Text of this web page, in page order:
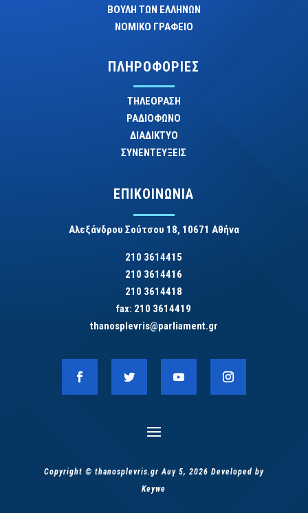
ΒΟΥΛΗ ΤΩΝ ΕΛΛΗΝΩΝ
ΝΟΜΙΚΟ ΓΡΑΦΕΙΟ
ΠΛΗΡΟΦΟΡΙΕΣ
ΤΗΛΕΟΡΑΣΗ
ΡΑΔΙΟΦΩΝΟ
ΔΙΑΔΙΚΤΥΟ
ΣΥΝΕΝΤΕΥΞΕΙΣ
ΕΠΙΚΟΙΝΩΝΙΑ
Αλεξάνδρου Σούτσου 18, 10671 Αθήνα
210 3614415
210 3614416
210 3614418
fax: 210 3614419
thanosplevris@parliament.gr
Copyright © thanosplevris.gr Αυγ 5, 2026 Developed by
Keywe